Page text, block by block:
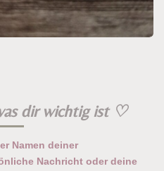
dir wichtig ist ♡
Namen deiner
Nachricht oder deine